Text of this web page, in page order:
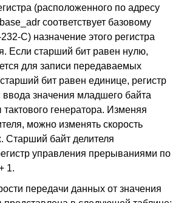
(расположенного по адресу
соответствует базовому
C) назначение этого регистра
Если старший бит равен нулю,
для записи передаваемых
бит равен единице, регистр
ввода значения младшего байта
тактового генератора. Изменяя
можно изменять скорость
Старший байт делителя
управления прерываниями по
1.
передачи данных от значения